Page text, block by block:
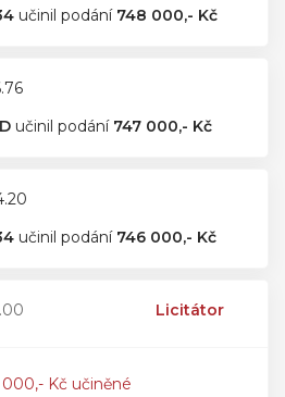
učinil podání 748 000,- Kč
učinil podání 747 000,- Kč
učinil podání 746 000,- Kč
Licitátor
Kč učiněné